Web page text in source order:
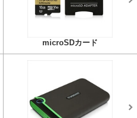
microSDカード